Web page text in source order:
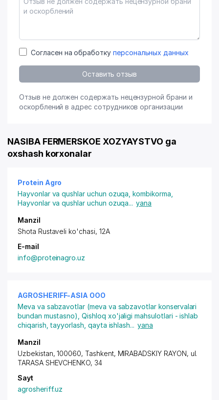
Согласен на обработку персональных данных
Оставить отзыв
Отзыв не должен содержать нецензурной брани и
оскорблений в адрес сотрудников организации
NASIBA FERMERSKOE XOZYAYSTVO ga
oxshash korxonalar
Protein Agro
Hayvonlar va qushlar uchun ozuqa, kombikorma
Hayvonlar va qushlar uchun ozuqa... yana
Manzil
Shota Rustaveli ko'chasi, 12A
E-mail
info@proteinagro.uz
AGROSHERIFF-ASIA ООО
Meva va sabzavotlar (meva va sabzavotlar konservalari
bundan mustasno) ,Qishloq xo'jaligi mahsulotlari - ishlab
chiqarish, tayyorlash, qayta ishlash... yana
Manzil
Uzbekistan, 100060, Tashkent, MIRABADSKIY RAYON, ul.
TARASA SHEVCHENKO, 34
Sayt
agrosheriff.uz